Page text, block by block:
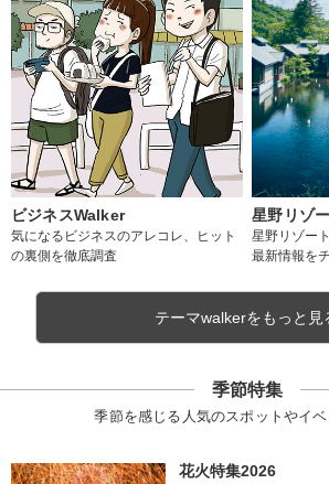
ビジネスWalker
気になるビジネスのアレコレ、ヒット
の裏側を徹底調査
星野リゾ
星野リゾー
最新情報を
テーマwalkerをもっと見
季節特集
季節を感じる人気のスポットやイ
花火特集2026